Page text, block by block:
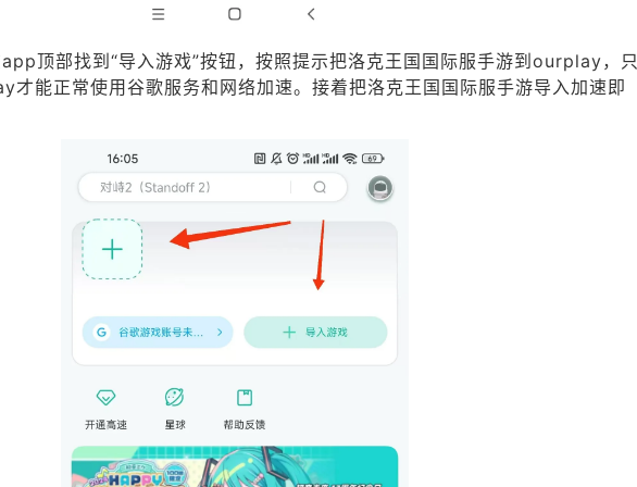
顶部找到“导入游戏”按钮，按照提示把洛克王国国际服手游到ourplay，只
才能正常使用谷歌服务和网络加速。接着把洛克王国国际服手游导入加速即